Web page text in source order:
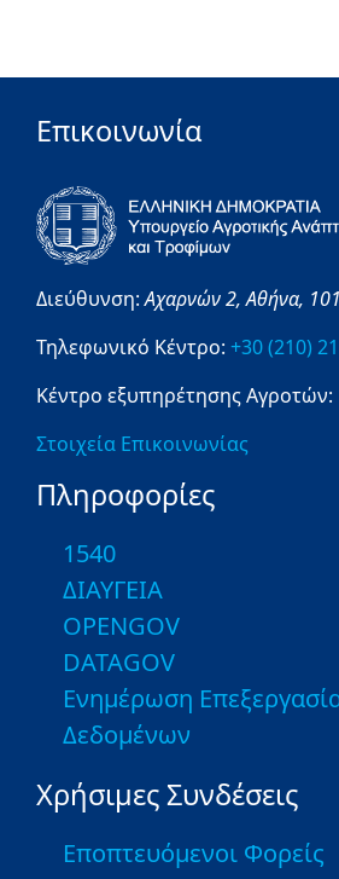
Επικοινωνία
Διεύθυνση:Αχαρνών 2,Αθήνα,
Τηλεφωνικό Κέντρο: +30 (210)
Κέντρο εξυπηρέτησης Αγροτών:
Στοιχεία Επικοινωνίας
Πληροφορίες
1540
ΔΙΑΥΓΕΙΑ
OPENGOV
DATAGOV
Ενημέρωση
Δεδομένων
Χρήσιμες Συνδέσεις
Εποπτευόμενοι Φορείς